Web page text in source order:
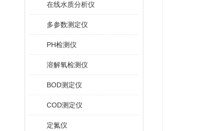
在线水质分析仪
多参数测定仪
PH检测仪
溶解氧检测仪
BOD测定仪
COD测定仪
定氮仪